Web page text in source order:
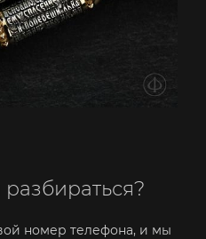
номер телефона, и мы